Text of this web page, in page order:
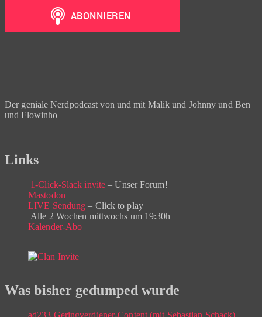
Der geniale Nerdpodcast von und mit Malik und Johnny und Ben
und Flowinho
Links
1-Click-Slack invite – Unser Forum!
Mastodon
LIVE Sendung – Click to play
Alle 2 Wochen mittwochs um 19:30h
Kalender-Abo
Was bisher gedumped wurde